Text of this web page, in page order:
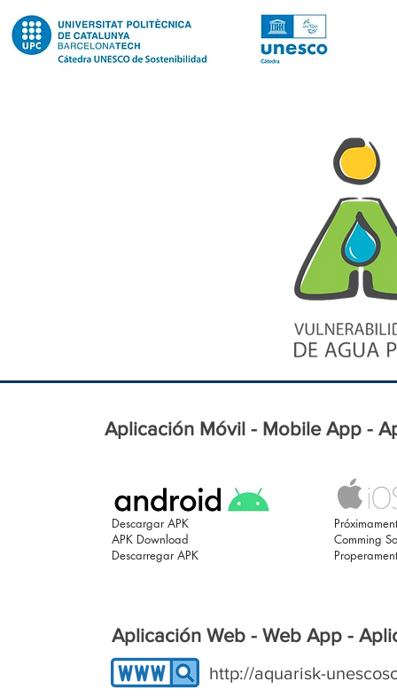
Aplicación Móvil - Mobile App -
Descargar APK
APK Download
Descarregar APK
Comming
Properament
Aplicación Web - Web App -
http://aquarisk-